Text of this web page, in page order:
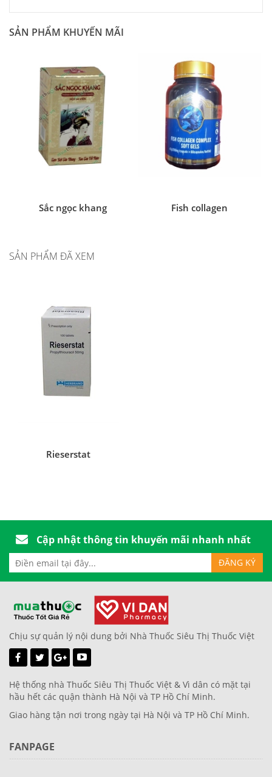
SẢN PHẨM KHUYẾN MÃI
Sắc ngọc khang Fish collagen
SẢN PHẨM ĐÃ XEM
Rieserstat
Cập nhật thông tin khuyến mãi nhanh nhất
Chịu sự quản lý nội dung bởi Nhà Thuốc Siêu Thị Thuốc Việt
Hệ thống nhà Thuốc Siêu Thị Thuốc Việt & Vì dân có mặt tại
hầu hết các quận thành Hà Nội và TP Hồ Chí Minh.
Giao hàng tận nơi trong ngày tại Hà Nội và TP Hồ Chí Minh.
FANPAGE